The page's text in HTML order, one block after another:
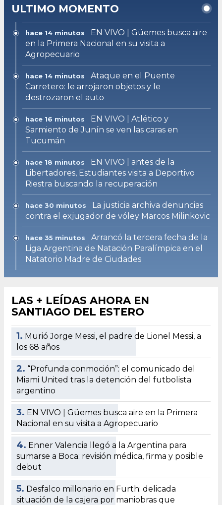
ULTIMO MOMENTO
hace 14 minutos
EN VIVO | Güemes busca aire
en la Primera Nacional en su visita a
Agropecuario
hace 14 minutos
Ataque en el Puente
Carretero: le arrojaron objetos y le
destrozaron el auto
hace 16 minutos
EN VIVO | Atlético y
Sarmiento de Junín se ven las caras en
Tucumán
hace 18 minutos
EN VIVO | antes de la
Libertadores, Estudiantes visita a Deportivo
Riestra buscando la recuperación
hace 30 minutos
La justicia archiva denuncias
contra el exjugador de vóley Marcos Milinkovic
hace 35 minutos
Arrancó la tercera fecha de la
Liga Argentina de Natación Paralímpica en el
Natatorio Madre de Ciudades
LAS + LEÍDAS AHORA EN
SANTIAGO DEL ESTERO
1. Murió Jorge Messi, el padre de Lionel Messi, a
los 68 años
2. “Profunda conmoción”: el comunicado del
Miami United tras la detención del futbolista
argentino
3. EN VIVO | Güemes busca aire en la Primera
Nacional en su visita a Agropecuario
4. Enner Valencia llegó a la Argentina para
sumarse a Boca: revisión médica, firma y posible
debut
5. Desfalco millonario en Furth: delicada
situación de la cajera por maniobras que